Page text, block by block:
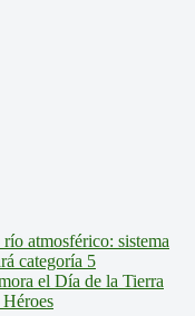
atmosférico: sistema
categoría 5
el Día de la Tierra